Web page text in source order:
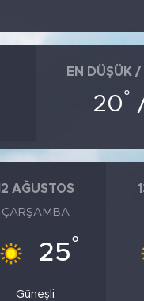
EN DÜŞÜK /
20°
AĞUSTOS
ÇARŞAMBA
25°
Güneşli